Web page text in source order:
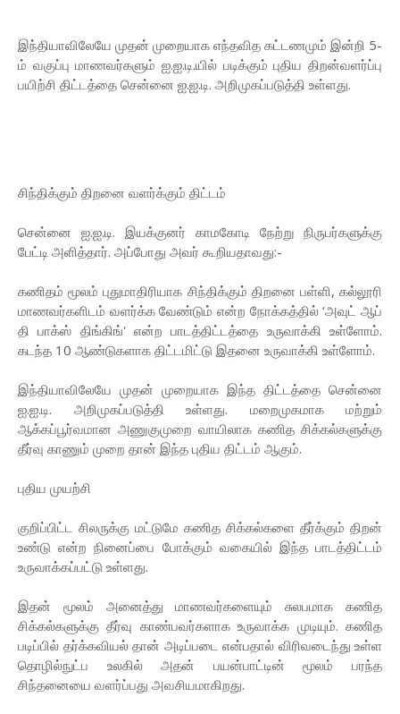
இந்தியாவிலேயே முதன் முறையாக எந்தவித கட்டணமும் இன்றி 5-
ம் வகுப்பு மாணவர்களும் ஐ.ஐ.டி.யில் படிக்கும் புதிய திறன்வளர்ப்பு
பயிற்சி திட்டத்தை சென்னை ஐ.ஐ.டி. அறிமுகப்படுத்தி உள்ளது.
சிந்திக்கும் திறனை வளர்க்கும் திட்டம்
சென்னை ஐ.ஐ.டி. இயக்குனர் காமகோடி நேற்று நிருபர்களுக்கு
பேட்டி அளித்தார். அப்போது அவர் கூறியதாவது:-
கணிதம் மூலம் புதுமாதிரியாக சிந்திக்கும் திறனை பள்ளி, கல்லூரி
மாணவர்களிடம் வளர்க்க வேண்டும் என்ற நோக்கத்தில் ‘அவுட் ஆப்
தி பாக்ஸ் திங்கிங்' என்ற பாடத்திட்டத்தை உருவாக்கி உள்ளோம்.
கடந்த 10 ஆண்டுகளாக திட்டமிட்டு இதனை உருவாக்கி உள்ளோம்.
இந்தியாவிலேயே முதன் முறையாக இந்த திட்டத்தை சென்னை
ஐ.ஐ.டி. அறிமுகப்படுத்தி உள்ளது. மறைமுகமாக மற்றும்
ஆக்கப்பூர்வமான அணுகுமுறை வாயிலாக கணித சிக்கல்களுக்கு
தீர்வு காணும் முறை தான் இந்த புதிய திட்டம் ஆகும்.
புதிய முயற்சி
குறிப்பிட்ட சிலருக்கு மட்டுமே கணித சிக்கல்களை தீர்க்கும் திறன்
உண்டு என்ற நினைப்பை போக்கும் வகையில் இந்த பாடத்திட்டம்
உருவாக்கப்பட்டு உள்ளது.
இதன் மூலம் அனைத்து மாணவர்களையும் சுலபமாக கணித
சிக்கல்களுக்கு தீர்வு காண்பவர்களாக உருவாக்க முடியும். கணித
படிப்பில் தர்க்கவியல் தான் அடிப்படை என்பதால் விரிவடைந்து உள்ள
தொழில்நுட்ப உலகில் அதன் பயன்பாட்டின் மூலம் பரந்த
சிந்தனையை வளர்ப்பது அவசியமாகிறது.